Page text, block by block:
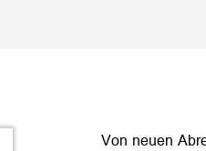
Von neuen